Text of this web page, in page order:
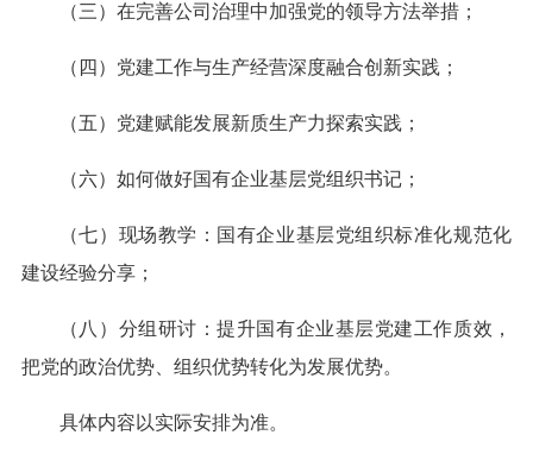
（三）在完善公司治理中加强党的领导方法举措；
（四）党建工作与生产经营深度融合创新实践；
（五）党建赋能发展新质生产力探索实践；
（六）如何做好国有企业基层党组织书记；
（七）现场教学：国有企业基层党组织标准化规范化
建设经验分享；
（八）分组研讨：提升国有企业基层党建工作质效，
把党的政治优势、组织优势转化为发展优势。
具体内容以实际安排为准。